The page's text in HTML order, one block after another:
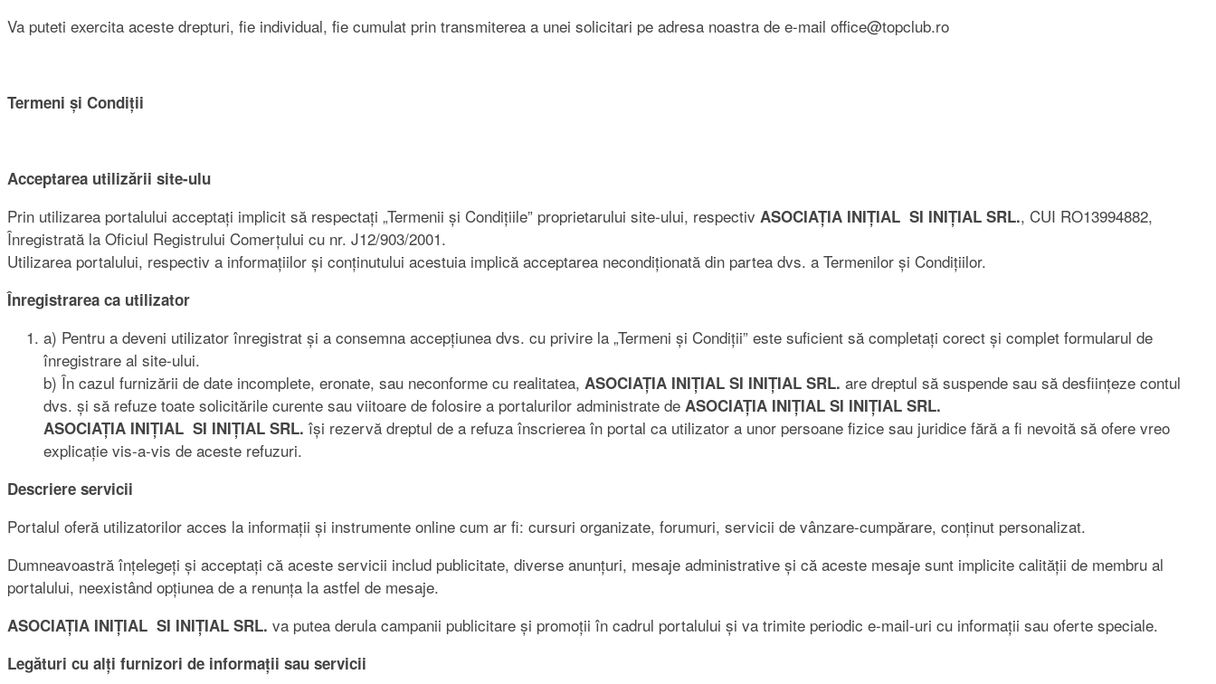
Va puteti exercita aceste drepturi, fie individual, fie cumulat prin transmiterea a unei solicitari pe adresa noastra de e-mail office@topclub.ro
Termeni și Condiții
Acceptarea utilizării site-ulu
Prin utilizarea portalului acceptați implicit să respectați „Termenii și Condițiile” proprietarului site-ului, respectiv ASOCIAȚIA INIȚIAL SI INIȚIAL SRL., CUI RO13994882,
Înregistrată la Oficiul Registrului Comerțului cu nr. J12/903/2001.
Utilizarea portalului, respectiv a informațiilor și conținutului acestuia implică acceptarea necondiționată din partea dvs. a Termenilor și Condițiilor.
Înregistrarea ca utilizator
a) Pentru a deveni utilizator înregistrat și a consemna accepțiunea dvs. cu privire la „Termeni și Condiții” este suficient să completați corect și complet formularul de
înregistrare al site-ului.
b) În cazul furnizării de date incomplete, eronate, sau neconforme cu realitatea, ASOCIAȚIA INIȚIAL SI INIȚIAL SRL. are dreptul să suspende sau să desființeze contul
dvs. și să refuze toate solicitările curente sau viitoare de folosire a portalurilor administrate de ASOCIAȚIA INIȚIAL SI INIȚIAL SRL.
ASOCIAȚIA INIȚIAL SI INIȚIAL SRL. își rezervă dreptul de a refuza înscrierea în portal ca utilizator a unor persoane fizice sau juridice fără a fi nevoită să ofere vreo
explicație vis-a-vis de aceste refuzuri.
Descriere servicii
Portalul oferă utilizatorilor acces la informații și instrumente online cum ar fi: cursuri organizate, forumuri, servicii de vânzare-cumpărare, conținut personalizat.
Dumneavoastră înțelegeți și acceptați că aceste servicii includ publicitate, diverse anunțuri, mesaje administrative și că aceste mesaje sunt implicite calității de membru al
portalului, neexistând opțiunea de a renunța la astfel de mesaje.
ASOCIAȚIA INIȚIAL SI INIȚIAL SRL. va putea derula campanii publicitare și promoții în cadrul portalului și va trimite periodic e-mail-uri cu informații sau oferte speciale.
Legături cu alți furnizori de informații sau servicii